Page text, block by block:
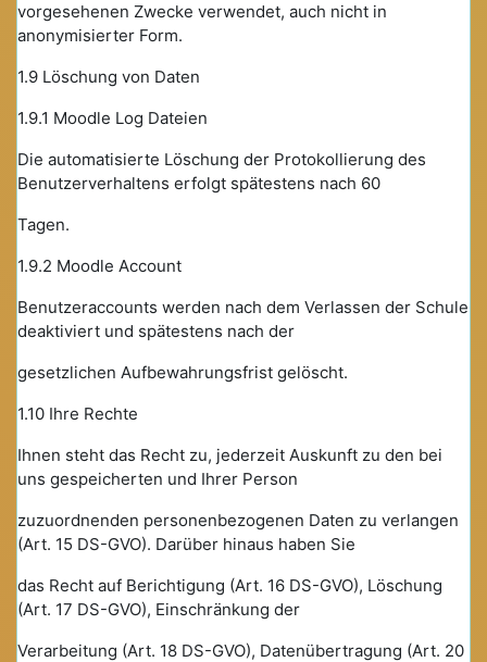
vorgesehenen Zwecke verwendet, auch nicht in
anonymisierter Form.
1.9 Löschung von Daten
1.9.1 Moodle Log Dateien
Die automatisierte Löschung der Protokollierung des
Benutzerverhaltens erfolgt spätestens nach 60
Tagen.
1.9.2 Moodle Account
Benutzeraccounts werden nach dem Verlassen der Schule
deaktiviert und spätestens nach der
gesetzlichen Aufbewahrungsfrist gelöscht.
1.10 Ihre Rechte
Ihnen steht das Recht zu, jederzeit Auskunft zu den bei
uns gespeicherten und Ihrer Person
zuzuordnenden personenbezogenen Daten zu verlangen
(Art. 15 DS-GVO). Darüber hinaus haben Sie
das Recht auf Berichtigung (Art. 16 DS-GVO), Löschung
(Art. 17 DS-GVO), Einschränkung der
Verarbeitung (Art. 18 DS-GVO), Datenübertragung (Art. 20